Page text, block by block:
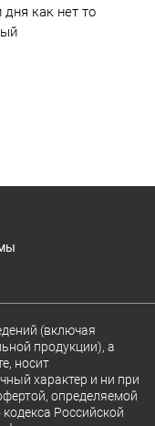
как нет то
(включая
продукции), а
носит
характер и ни при
определяемой
Российской